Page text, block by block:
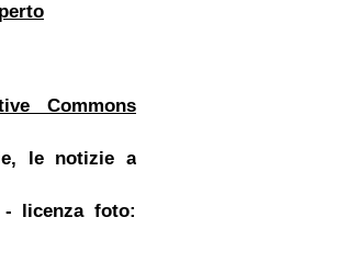
Commons
le notizie a
- licenza foto: